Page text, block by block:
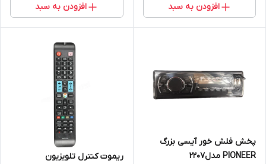
افزودن به سبد افزودن به سبد
پخش فلش خور آیسی بزرگ
PIONEER مدل۲۲۰۷
ریموت کنترل تلویزیون